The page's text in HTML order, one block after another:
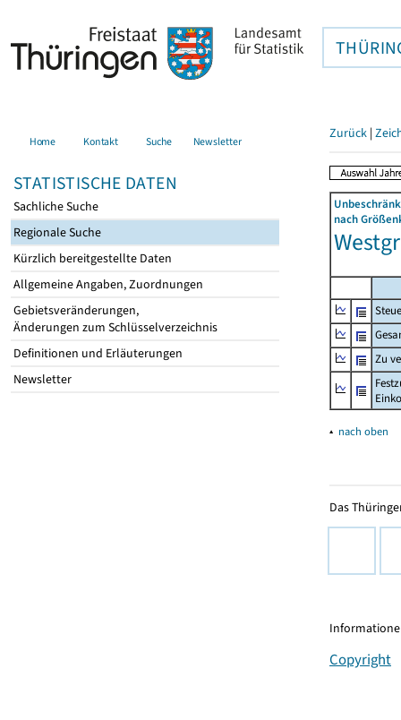
Home Kontakt Suche Newsletter
STATISTISCHE DATEN
Sachliche Suche
Regionale Suche
Kürzlich bereitgestellte Daten
Allgemeine Angaben, Zuordnungen
Gebietsveränderungen,
Änderungen zum Schlüsselverzeichnis
Definitionen und Erläuterungen
Newsletter
Zurück |
nach
Zu
▴ nach oben
Das
Copyright